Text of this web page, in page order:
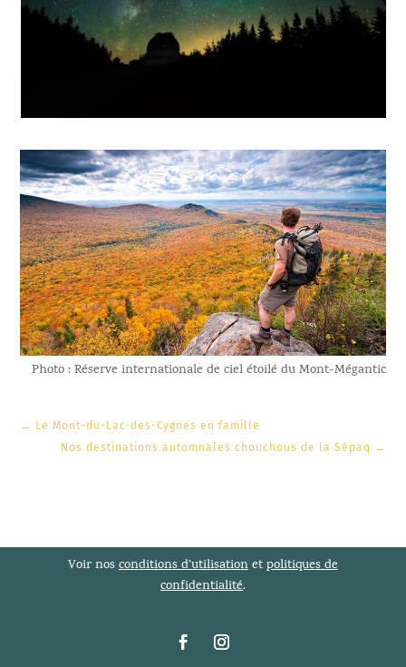
Photo : Réserve internationale de ciel étoilé du Mont-Mégantic
← Le Mont-du-Lac-des-Cygnes en famille
Nos destinations automnales chouchous de la Sépaq →
Voir nosconditions d’utilisationetpolitiques de
confidentialité.